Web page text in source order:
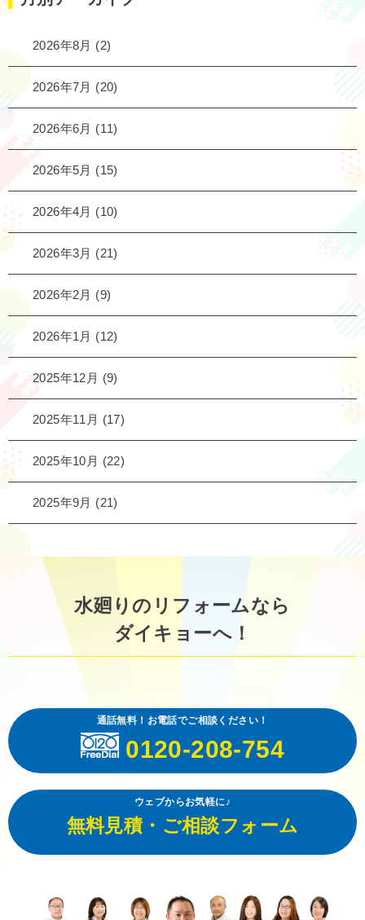
2026年8月 (2)
2026年7月 (20)
2026年6月 (11)
2026年5月 (15)
2026年4月 (10)
2026年3月 (21)
2026年2月 (9)
2026年1月 (12)
2025年12月 (9)
2025年11月 (17)
2025年10月 (22)
2025年9月 (21)
水廻りのリフォームなら
ダイキョーへ！
通話無料！お電話でご相談ください！
0120-208-754
ウェブからお気軽に♪
無料見積・ご相談フォーム